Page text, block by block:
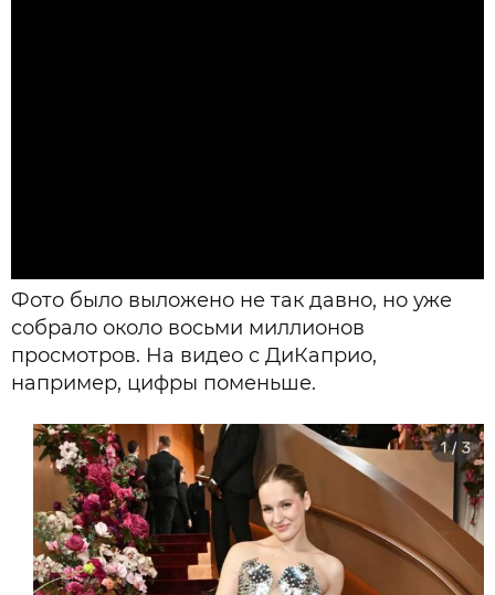
Фото было выложено не так давно, но уже
собрало около восьми миллионов
просмотров. На видео с ДиКаприо,
например, цифры поменьше.